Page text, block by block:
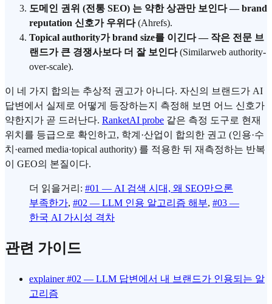
도메인 권위 (전통 SEO) 는 약한 상관만 보인다 — brand
reputation 신호가 우위다(Ahrefs).
Topical authority가 brand size를 이긴다 — 작은 전문 브
랜드가 큰 경쟁사보다 더 잘 보인다(Similarweb authority-
over-scale).
이 네 가지 합의는 추상적 권고가 아니다. 자신의 브랜드가 AI
답변에서 실제로 어떻게 등장하는지 측정해 보면 어느 신호가
약한지가 곧 드러난다. RanketAI probe 같은 측정 도구로 현재
위치를 등급으로 확인하고, 학계·산업이 합의한 권고 (인용·수
치·earned media·topical authority) 를 적용한 뒤 재측정하는 반복
이 GEO의 본질이다.
더 읽을거리: #01 — AI 검색 시대, 왜 SEO만으론
부족한가, #02 — LLM 인용 알고리즘 해부, #03 —
한국 AI 가시성 격차
관련 가이드
explainer #02 — LLM 답변에서 내 브랜드가 인용되는 알
고리즘